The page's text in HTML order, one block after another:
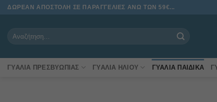
Μετάβαση
ΔΩΡΕΑΝ ΑΠΟΣΤΟΛΗ ΣΕ ΠΑΡΑΓΓΕΛΙΕΣ ΑΝΩ ΤΩΝ 59€...
ΓΥΑΛΙΆ ΠΡΕΣΒΥΩΠΊΑΣ ΓΥΑΛΙΆ ΗΛΊΟΥ ΓΥΑΛΙΆ ΠΑΙΔΙΚΆ